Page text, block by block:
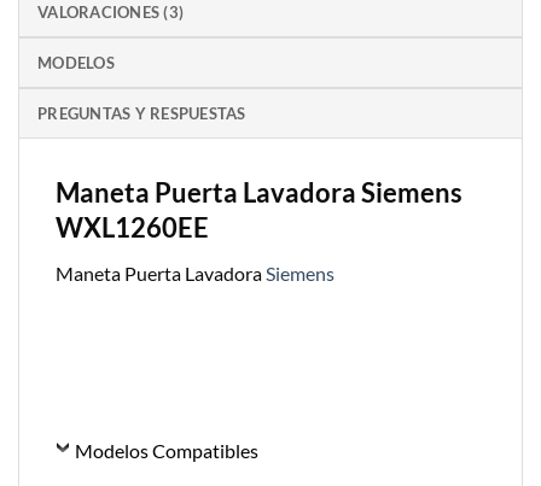
VALORACIONES (3)
MODELOS
PREGUNTAS Y RESPUESTAS
Maneta Puerta Lavadora Siemens
WXL1260EE
Maneta Puerta LavadoraSiemens
Modelos Compatibles